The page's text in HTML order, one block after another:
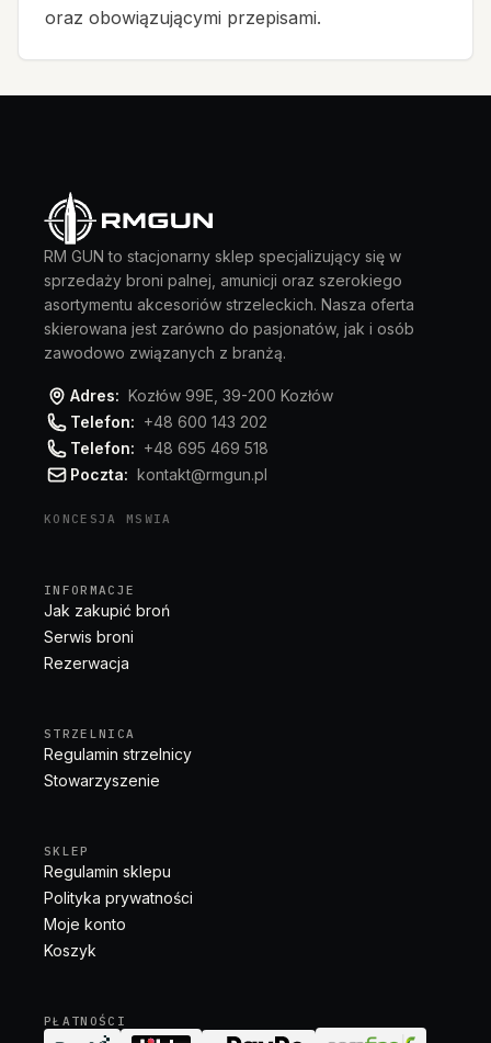
oraz obowiązującymi przepisami.
RM GUN to stacjonarny sklep specjalizujący się w
sprzedaży broni palnej, amunicji oraz szerokiego
asortymentu akcesoriów strzeleckich. Nasza oferta
skierowana jest zarówno do pasjonatów, jak i osób
zawodowo związanych z branżą.
Adres: Kozłów 99E, 39-200 Kozłów
Telefon: +48 600 143 202
Telefon: +48 695 469 518
Poczta: kontakt@rmgun.pl
KONCESJA MSWIA
INFORMACJE
Jak zakupić broń
Serwis broni
Rezerwacja
STRZELNICA
Regulamin strzelnicy
Stowarzyszenie
SKLEP
Regulamin sklepu
Polityka prywatności
Moje konto
Koszyk
PŁATNOŚCI